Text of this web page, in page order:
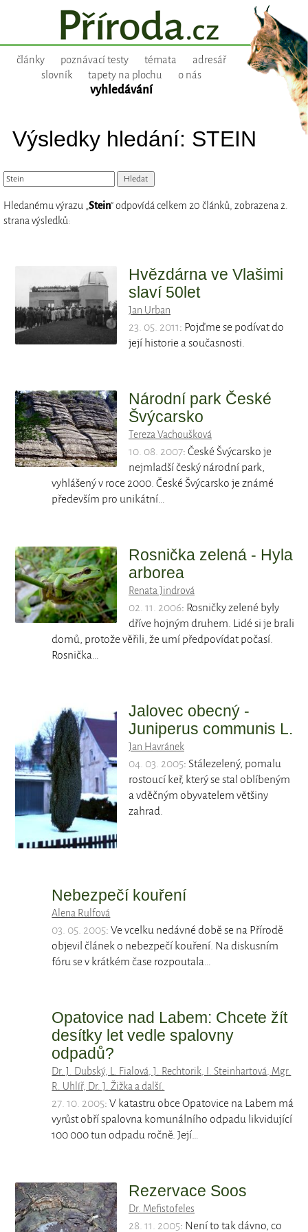
články poznávací testy témata
adresář
slovník
tapety na plochu o nás
vyhledávání
Výsledky hledání: STEIN
Hledanému výrazu „Stein“ odpovídá celkem 20 článků, zobrazena 2.
strana výsledků:
Hvězdárna ve Vlašimi
slaví 50let
Jan Urban
23. 05. 2011: Pojďme se podívat do
její historie a současnosti.
Národní park České
Švýcarsko
Tereza Vachoušková
10. 08. 2007: České Švýcarsko je
nejmladší český národní park,
vyhlášený v roce 2000. České Švýcarsko je známé
především pro unikátní…
Rosnička zelená - Hyla
arborea
Renata Jindrová
02. 11. 2006: Rosničky zelené byly
dříve hojným druhem. Lidé si je brali
domů, protože věřili, že umí předpovídat počasí.
Rosnička…
Jalovec obecný -
Juniperus communis L.
Jan Havránek
04. 03. 2005: Stálezelený, pomalu
rostoucí keř, který se stal oblíbeným
a vděčným obyvatelem většiny
zahrad.
Nebezpečí kouření
Alena Rulfová
03. 05. 2005: Ve vcelku nedávné době se na Přírodě
objevil článek o nebezpečí kouření. Na diskusním
fóru se v krátkém čase rozpoutala…
Opatovice nad Labem: Chcete žít
desítky let vedle spalovny
odpadů?
Dr. J. Dubský, L. Fialová, J. Rechtorik, I. Steinhartová, Mgr.
R. Uhlíř, Dr. J. Žižka a další.
27. 10. 2005: V katastru obce Opatovice na Labem má
vyrůst obří spalovna komunálního odpadu likvidující
100 000 tun odpadu ročně. Její…
Rezervace Soos
Dr. Mefistofeles
28. 11. 2005: Není to tak dávno, co